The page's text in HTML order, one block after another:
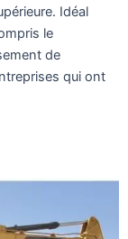
Idéal
le
de
qui ont